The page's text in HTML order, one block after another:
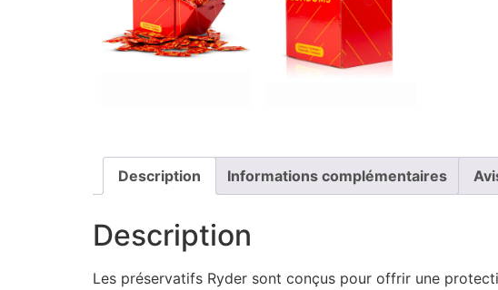
Description Informations complémentaires
Description
Les préservatifs Ryder sont conçus pour offrir une